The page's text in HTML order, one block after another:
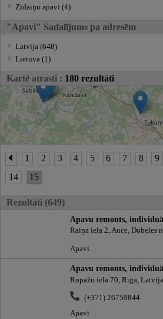
Zīdaiņu apavi (4)
"Apavi" Sadalījums pa adresēm
Latvija (648)
Lietuva (1)
Kartē atrasti : 180 rezultāti
1 2 3 4 5 6 7 8 9
14
15
Rezultāti (649)
Apavu remonts,
Raiņa iela 2, Auce, Dobeles
Apavi
Apavu remonts,
Ropažu iela 70, Rīga, Latvija
(+371) 26759844
Apavi